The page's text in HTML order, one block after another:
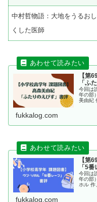
中村哲物語：大地をうるお
くした医師
【第
「ふ
今回は
年の部
美由紀
fukkalog.com
【第
「5
今回は
年の部
ホル 作
fukkalog.com